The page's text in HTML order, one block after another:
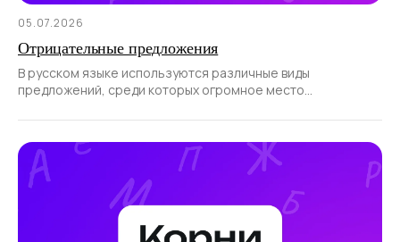
05.07.2026
Отрицательные предложения
В русском языке используются различные виды
предложений, среди которых огромное место